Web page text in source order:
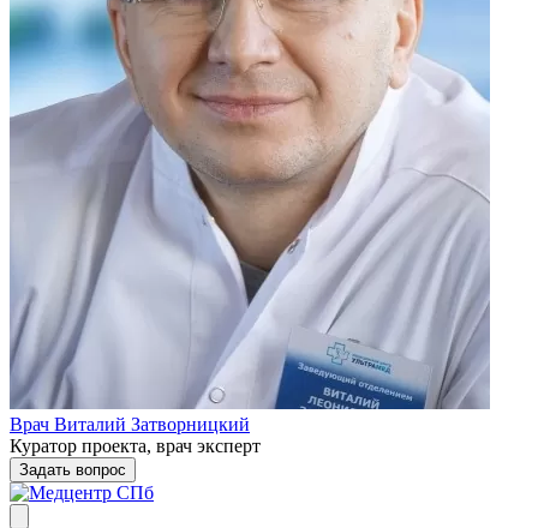
Врач Виталий Затворницкий
Куратор проекта, врач эксперт
Задать вопрос